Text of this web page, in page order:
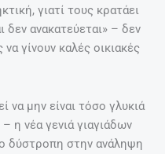
γιατί τους κρατάει
δεν ανακατεύεται» – δεν
γίνουν καλές οικιακές
να μην είναι τόσο γλυκιά
η νέα γενιά γιαγιάδων
δύστροπη στην ανάληψη